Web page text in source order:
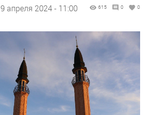
9 апреля 2024 - 11:00 615 0 0